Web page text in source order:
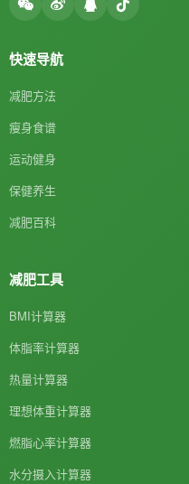
快速导航
减肥方法
瘦身食谱
运动健身
保健养生
减肥百科
减肥工具
BMI计算器
体脂率计算器
热量计算器
理想体重计算器
燃脂心率计算器
水分摄入计算器